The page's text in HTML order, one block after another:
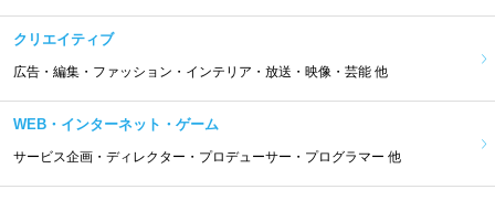
クリエイティブ
広告・編集・ファッション・インテリア・放送・映像・芸能 他
WEB・インターネット・ゲーム
サービス企画・ディレクター・プロデューサー・プログラマー 他